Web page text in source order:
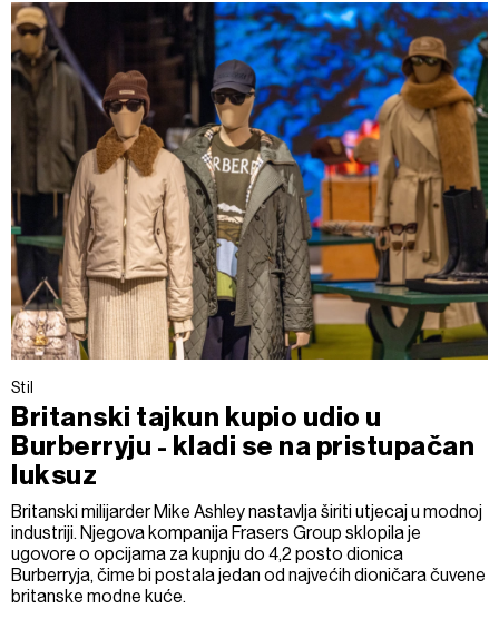
Stil
Britanski tajkun kupio udio u
Burberryju - kladi se na pristupačan
luksuz
Britanski milijarder Mike Ashley nastavlja širiti utjecaj u modnoj
industriji. Njegova kompanija Frasers Group sklopila je
ugovore o opcijama za kupnju do 4,2 posto dionica
Burberryja, čime bi postala jedan od najvećih dioničara čuvene
britanske modne kuće.